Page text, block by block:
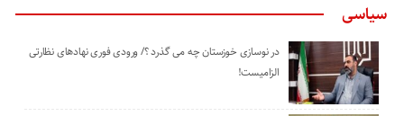
سیاسی
در نوسازی خوزستان چه می گذرد ؟/ ورودی فوری نهادهای نظارتی
الزامیست!